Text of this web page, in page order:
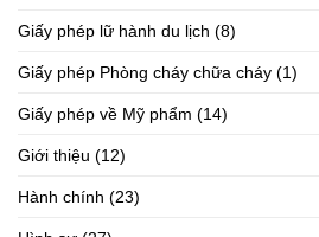
Giấy phép lữ hành du lịch (8)
Giấy phép Phòng cháy chữa cháy (1)
Giấy phép về Mỹ phẩm (14)
Giới thiệu (12)
Hành chính (23)